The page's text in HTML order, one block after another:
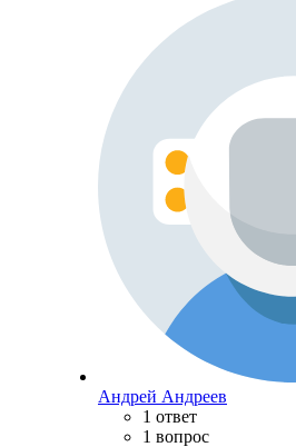
Андрей Андреев
1 ответ
1 вопрос